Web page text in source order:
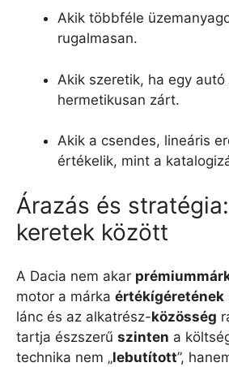
Akik többféle
rugalmasan.
Akik szeretik, ha egy autó
hermetikusan zárt.
Akik a csendes, lineáris
értékelik, mint a
Árazás és
keretek között
A Dacia nem akar
motor a márka értékígéretének
lánc és az alkatrész-közösség
tartja észszerű szinten a
technika nem „lebutított”,